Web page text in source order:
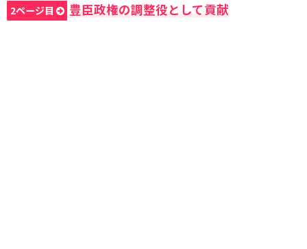
2ページ目 豊臣政権の調整役として貢献